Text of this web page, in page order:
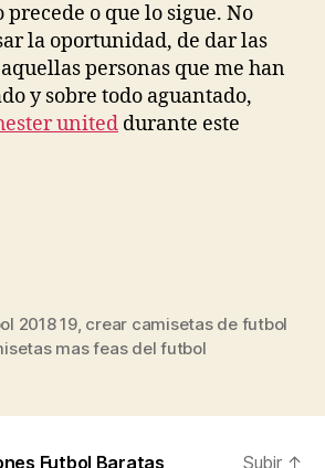
o que lo sigue. No
la oportunidad, de dar las
personas que me han
y sobre todo aguantado,
united durante este
2018 19, crear camisetas de futbol
mas feas del futbol
Futbol Baratas Subir ↑